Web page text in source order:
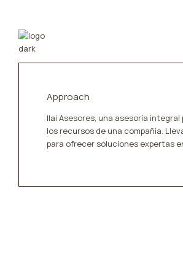
Approach
Ilai Asesores, una asesoría
los recursos de una compañía.
para ofrecer soluciones expertas